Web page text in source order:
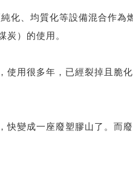
化、均質化等設備混合作為
）的使用。
使用很多年，已經裂掉且脆
快變成一座廢塑膠山了。而